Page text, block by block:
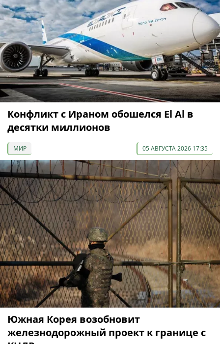
Конфликт с Ираном обошелся El Al в
десятки миллионов
МИР 05 АВГУСТА 2026 17:35
Южная Корея возобновит
железнодорожный проект к границе с